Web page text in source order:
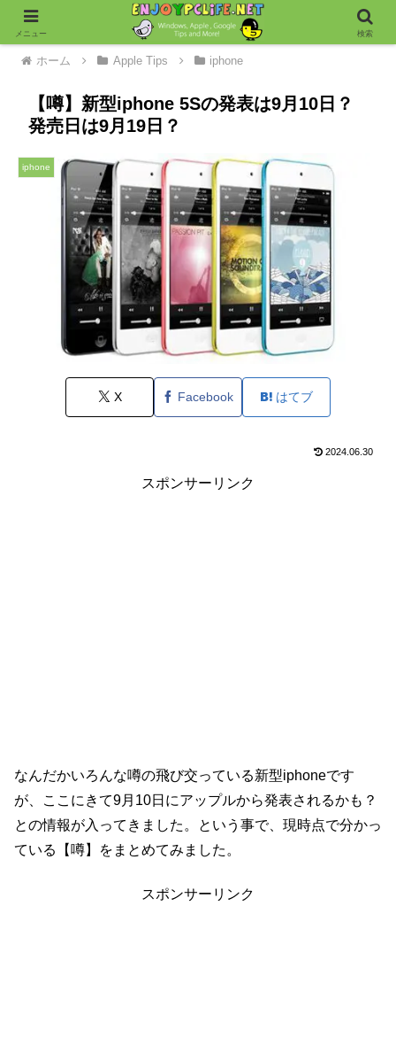
ホーム Apple Tips iphone
【噂】新型iphone 5Sの発表は9月10日？
発売日は9月19日？
iphone
X Facebook はてブ
2024.06.30
スポンサーリンク
なんだかいろんな噂の飛び交っている新型iphoneです
が、ここにきて9月10日にアップルから発表されるかも？
との情報が入ってきました。という事で、現時点で分かっ
ている【噂】をまとめてみました。
スポンサーリンク
メニュー 検索